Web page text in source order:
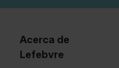
Acerca de
Lefebvre